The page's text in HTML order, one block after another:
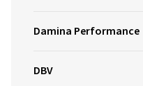
Damina Performance
DBV